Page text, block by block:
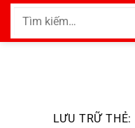
Bỏ
nội
Tìm
LƯU TRỮ THẺ: